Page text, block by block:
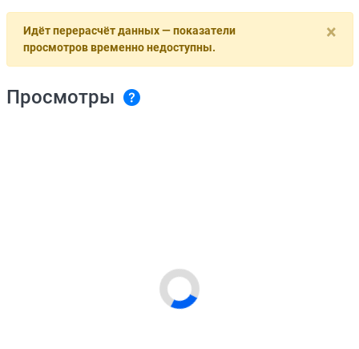
×
Идёт перерасчёт данных — показатели
просмотров временно недоступны.
Просмотры